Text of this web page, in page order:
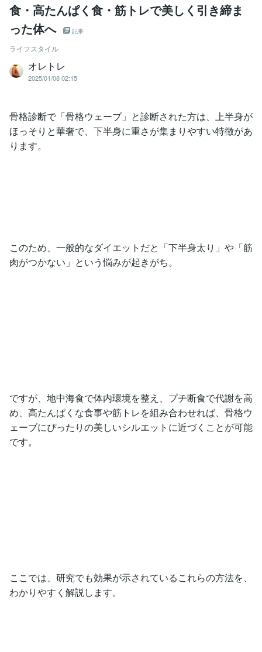
食・高たんぱく食・筋トレで美しく引き締ま
った体へ
記事
ライフスタイル
オレトレ
2025/01/08 02:15
骨格診断で「骨格ウェーブ」と診断された方は、上半身が
ほっそりと華奢で、下半身に重さが集まりやすい特徴があ
ります。
このため、一般的なダイエットだと「下半身太り」や「筋
肉がつかない」という悩みが起きがち。
ですが、地中海食で体内環境を整え、プチ断食で代謝を高
め、高たんぱくな食事や筋トレを組み合わせれば、骨格ウ
ェーブにぴったりの美しいシルエットに近づくことが可能
です。
ここでは、研究でも効果が示されているこれらの方法を、
わかりやすく解説します。